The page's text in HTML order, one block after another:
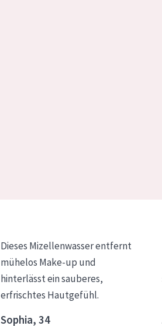
Dieses Mizellenwasser entfernt
mühelos Make-up und
hinterlässt ein sauberes,
erfrischtes Hautgefühl.
Sophia, 34